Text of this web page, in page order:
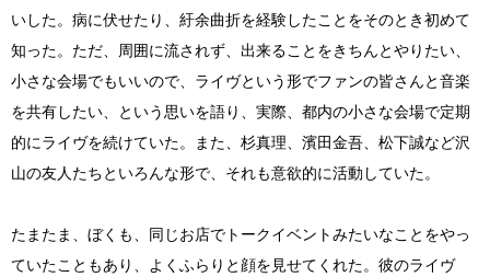
いした。病に伏せたり、紆余曲折を経験したことをそのとき初めて
知った。ただ、周囲に流されず、出来ることをきちんとやりたい、
小さな会場でもいいので、ライヴという形でファンの皆さんと音楽
を共有したい、という思いを語り、実際、都内の小さな会場で定期
的にライヴを続けていた。また、杉真理、濱田金吾、松下誠など沢
山の友人たちといろんな形で、それも意欲的に活動していた。
たまたま、ぼくも、同じお店でトークイベントみたいなことをやっ
ていたこともあり、よくふらりと顔を見せてくれた。彼のライヴ